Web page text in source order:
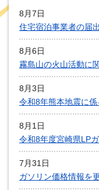
8月7日
住宅宿泊事業者の届
8月6日
霧島山の火山活動に
8月3日
令和8年熊本地震に
8月1日
令和8年度宮崎県LP
7月31日
ガソリン価格情報を